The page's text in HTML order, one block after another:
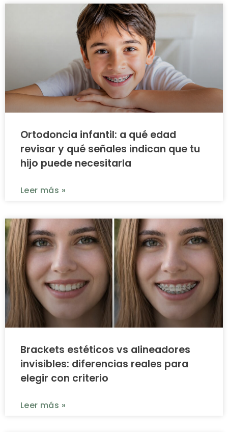
Ortodoncia infantil: a qué edad
revisar y qué señales indican que tu
hijo puede necesitarla
Leer más »
Brackets estéticos vs alineadores
invisibles: diferencias reales para
elegir con criterio
Leer más »